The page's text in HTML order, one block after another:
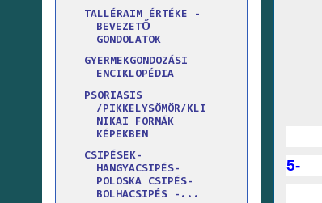
5-
TALLÉRAIM ÉRTÉKE -
BEVEZETŐ
GONDOLATOK
GYERMEKGONDOZÁSI
ENCIKLOPÉDIA
PSORIASIS
/PIKKELYSÖMÖR/KLI
NIKAI FORMÁK
KÉPEKBEN
CSIPÉSEK-
HANGYACSIPÉS-
POLOSKA CSIPÉS-
BOLHACSIPÉS -...